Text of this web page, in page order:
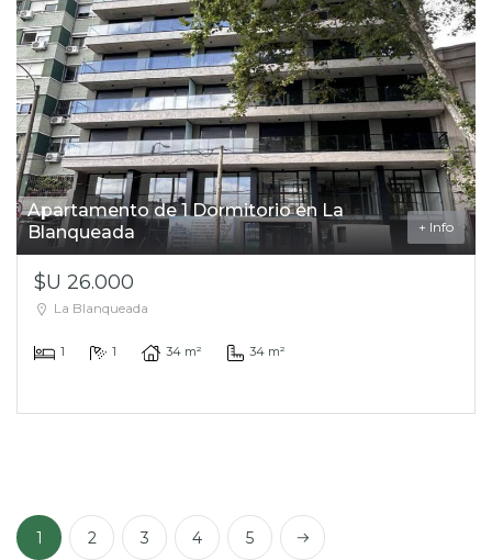
Apartamento de 1 Dormitorio en La
Blanqueada
+ Info
$U 26.000
La Blanqueada
1 1 34 m² 34 m²
1 2 3 4 5 Next